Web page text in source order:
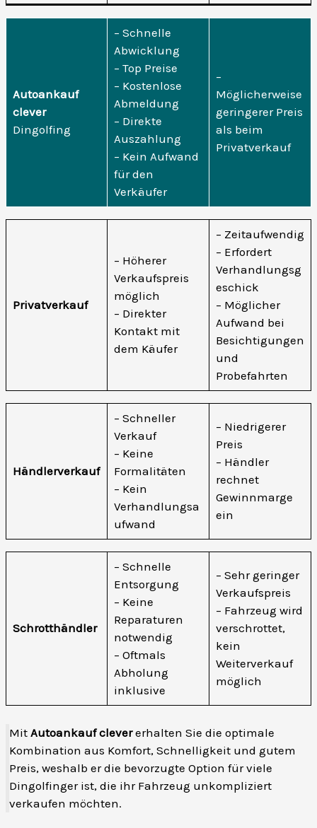
Autoankauf
clever
Dingolfing
– Schnelle
Abwicklung
– Top Preise
– Kostenlose
Abmeldung
– Direkte
Auszahlung
– Kein Aufwand
für den
Verkäufer
–
Möglicherweise
geringerer Preis
als beim
Privatverkauf
Privatverkauf
– Höherer
Verkaufspreis
möglich
– Direkter
Kontakt mit
dem Käufer
– Zeitaufwendig
– Erfordert
Verhandlungsg
eschick
– Möglicher
Aufwand bei
Besichtigungen
und
Probefahrten
Händlerverkauf
– Schneller
Verkauf
– Keine
Formalitäten
– Kein
Verhandlungsa
ufwand
– Niedrigerer
Preis
– Händler
rechnet
Gewinnmarge
ein
Schrotthändler
– Schnelle
Entsorgung
– Keine
Reparaturen
notwendig
– Oftmals
Abholung
inklusive
– Sehr geringer
Verkaufspreis
– Fahrzeug wird
verschrottet,
kein
Weiterverkauf
möglich
Mit Autoankauf clevererhalten Sie die optimale
Kombination aus Komfort, Schnelligkeit und gutem
Preis, weshalb er die bevorzugte Option für viele
Dingolfinger ist, die ihr Fahrzeug unkompliziert
verkaufen möchten.